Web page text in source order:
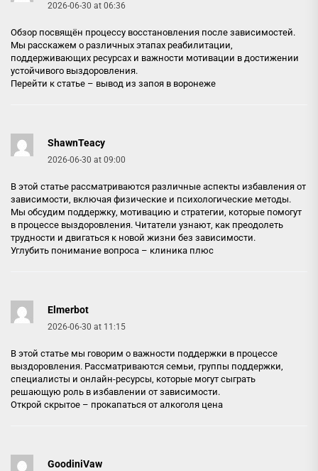
2026-06-30 at 06:36
Обзор посвящён процессу восстановления после зависимостей.
Мы расскажем о различных этапах реабилитации,
поддерживающих ресурсах и важности мотивации в достижении
устойчивого выздоровления.
Перейти к статье – вывод из запоя в воронеже
ShawnTeacy
2026-06-30 at 09:00
В этой статье рассматриваются различные аспекты избавления от
зависимости, включая физические и психологические методы.
Мы обсудим поддержку, мотивацию и стратегии, которые помогут
в процессе выздоровления. Читатели узнают, как преодолеть
трудности и двигаться к новой жизни без зависимости.
Углубить понимание вопроса – клиника плюс
Elmerbot
2026-06-30 at 11:15
В этой статье мы говорим о важности поддержки в процессе
выздоровления. Рассматриваются семьи, группы поддержки,
специалисты и онлайн-ресурсы, которые могут сыграть
решающую роль в избавлении от зависимости.
Открой скрытое – прокапаться от алкоголя цена
GoodiniVaw